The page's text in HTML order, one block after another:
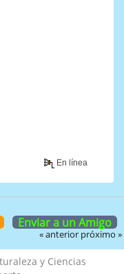
En línea
Enviar a un Amigo
« anterior próximo »
y Ciencias